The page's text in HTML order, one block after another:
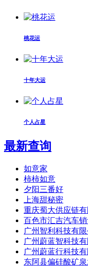
桃花运
十年大运
个人占星
最新查询
如意家
柿柿如意
夕阳三番好
上海甜秘密
重庆蜀大供应链有
百色市汇吉汽车
广州智利科技有限
广州蔚蓝智科技有
广州蔚蓝行科技有
东阿县偏硅酸矿